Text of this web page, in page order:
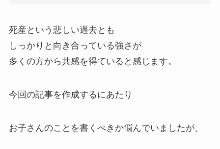
死産という悲しい過去とも
しっかりと向き合っている強さが
多くの方から共感を得ていると感じます。
今回の記事を作成するにあたり
お子さんのことを書くべきか悩んでいましたが、